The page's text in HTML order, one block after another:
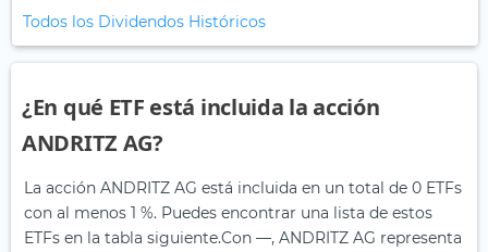
Todos los Dividendos Históricos
¿En qué ETF está incluida la acción
ANDRITZ AG?
La acción ANDRITZ AG está incluida en un total de 0 ETFs
con al menos 1 %. Puedes encontrar una lista de estos
ETFs en la tabla siguiente.Con —, ANDRITZ AG representa